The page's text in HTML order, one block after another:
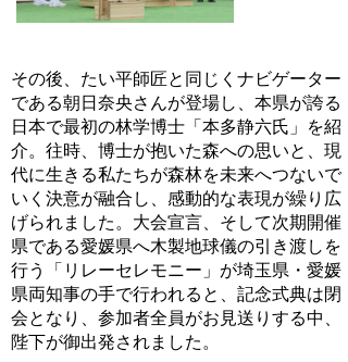
その後、たい平師匠と同じくナビゲーター
である朝日奈央さんが登場し、本県が誇る
日本で最初の林学博士「本多静六氏」を紹
介。往時、博士が抱いた森への思いと、現
代に生きる私たちが森林を未来へつないで
いく決意が融合し、感動的な表現が繰り広
げられました。大会宣言、そして次期開催
県である愛媛県へ木製地球儀の引き渡しを
行う「リレーセレモニー」が埼玉県・愛媛
県両知事の手で行われると、記念式典は閉
会となり、参加者全員がお見送りする中、
陛下が御出発されました。